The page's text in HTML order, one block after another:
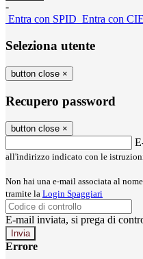
-
Entra con SPID Entra con CIE
Seleziona utente
button close ×
Recupero password
button close ×
all'indirizzo indicato con le
Non hai una e-mail associata al
tramite la Login Spaggiari
E-mail inviata, si prega di
Errore